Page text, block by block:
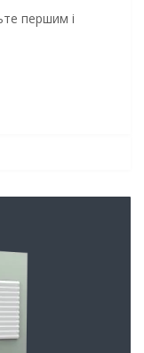
першим і